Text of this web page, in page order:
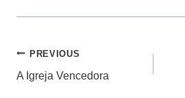
Navegação
de
PREVIOUS
A Igreja Vencedora